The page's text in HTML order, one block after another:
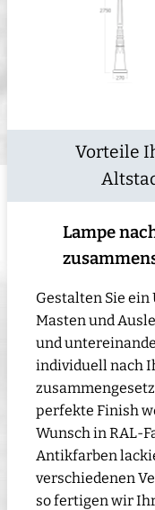
Vorteile
Lampe
Gestalten Sie
Masten und
und
individuell nach
perfekte Finish
Wunsch in RAL-
Antikfarben
verschiedenen
so fertigen wir